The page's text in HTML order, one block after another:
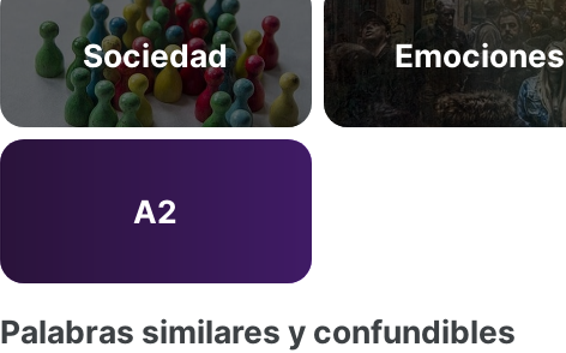
Sociedad Emociones
A2
Palabras similares y confundibles